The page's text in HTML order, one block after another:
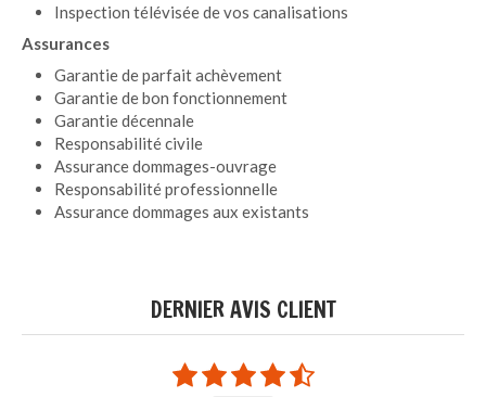
Inspection télévisée de vos canalisations
Assurances
Garantie de parfait achèvement
Garantie de bon fonctionnement
Garantie décennale
Responsabilité civile
Assurance dommages-ouvrage
Responsabilité professionnelle
Assurance dommages aux existants
DERNIER AVIS CLIENT